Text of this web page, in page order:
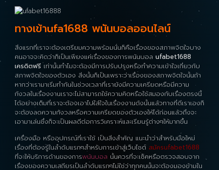
ทางเข้าufa1688 พนันบอลออนไลน์
สิ่งแรกที่เราจะต้องเตรียมความพร้อมนั่นก็คือเรื่องของสภาพจิตใจบาง
คนอาจจะคิดว่าก็เป็นเพียงแค่เรื่องของการพนันบอล ufabet1688
เครดิตฟรี เท่านั้นทำไมจะต้องมีการปรับปรุงหรือทำความเข้าใจเกี่ยวกับ
สภาพจิตใจของตัวเอง สิ่งนั้นก็เป็นเพราะว่าเรื่องของสภาพจิตใจนั้นถ้า
หากว่าเรามาเริ่มทำกันในช่วงเวลาที่เรายังมีความเครียดหรือมีความ
กังวลในเรื่องงานเราจะไม่สามารถใช้ความคิดหรือใช้สมองกับเรื่องตรงนี้
ได้อย่างเต็มที่เราจะต้องเอาไปใส่ใจในเรื่องงานดังนั้นแล้วทางที่ดีเราเองก็
จะต้องลดความกังวลหรือความเครียดของตัวเองให้ได้ก่อนแล้วถึงจะ
เอามาเล่นซึ่งก็จะเป็นผลดีต่อการวิเคราะห์และเรียนรู้ต่างๆให้มากขึ้น
เครื่องมือ หรืออุปกรณ์ที่เราใช้ เป็นสิ่งสำคัญ แนะนำว่าสำหรับมือใหม่
เรื่องที่ต้องรู้ในลำดับแรกๆสำหรับการเข้าสู่เว็บไซต์ สมัครufabet1688
ที่จะให้บริการด้านของการพนันบอล นั้นควรที่จะเช็คหรือตรวจสอบจาก
เรื่องของความเสถียรเป็นลำดับแรกๆไม่ใช่ว่าทุกคนนั้นจะต้องมองข้ามใน